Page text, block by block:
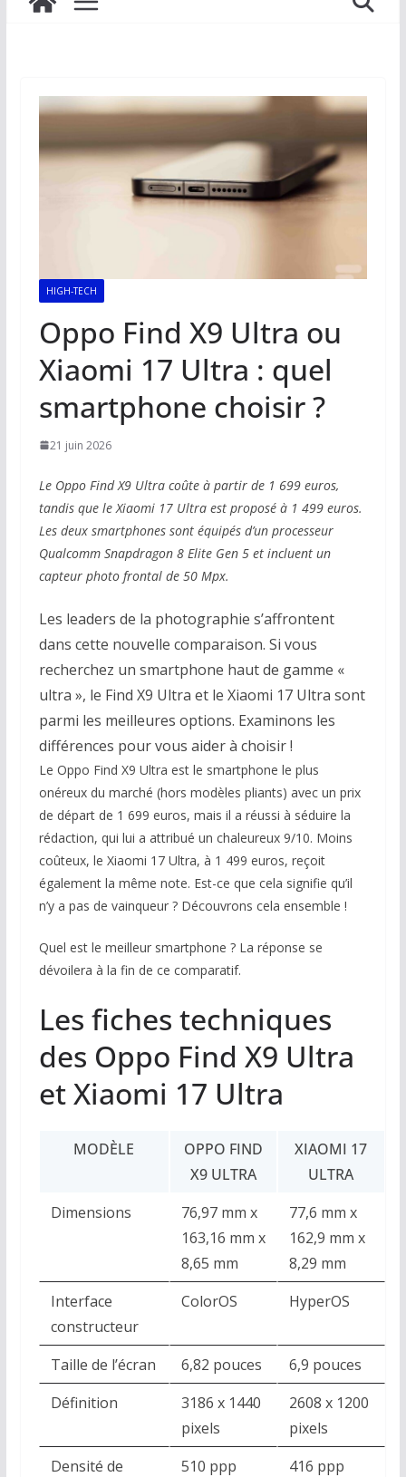
HIGH-TECH
Oppo Find X9 Ultra ou
Xiaomi 17 Ultra : quel
smartphone choisir ?
21 juin 2026
Le Oppo Find X9 Ultra coûte à partir de 1 699 euros,
tandis que le Xiaomi 17 Ultra est proposé à 1 499 euros.
Les deux smartphones sont équipés d’un processeur
Qualcomm Snapdragon 8 Elite Gen 5 et incluent un
capteur photo frontal de 50 Mpx.
Les leaders de la photographie s’affrontent
dans cette nouvelle comparaison. Si vous
recherchez un smartphone haut de gamme «
ultra », le Find X9 Ultra et le Xiaomi 17 Ultra sont
parmi les meilleures options. Examinons les
différences pour vous aider à choisir !
Le Oppo Find X9 Ultra est le smartphone le plus
onéreux du marché (hors modèles pliants) avec un prix
de départ de 1 699 euros, mais il a réussi à séduire la
rédaction, qui lui a attribué un chaleureux 9/10. Moins
coûteux, le Xiaomi 17 Ultra, à 1 499 euros, reçoit
également la même note. Est-ce que cela signifie qu’il
n’y a pas de vainqueur ? Découvrons cela ensemble !
Quel est le meilleur smartphone ? La réponse se
dévoilera à la fin de ce comparatif.
Les fiches techniques
des Oppo Find X9 Ultra
et Xiaomi 17 Ultra
MODÈLE
OPPO FIND
X9 ULTRA
XIAOMI 17
ULTRA
Dimensions
76,97 mm x
163,16 mm x
8,65 mm
77,6 mm x
162,9 mm x
8,29 mm
Interface
constructeur
ColorOS HyperOS
Taille de l’écran 6,82 pouces
6,9 pouces
Définition
3186 x 1440
pixels
2608 x 1200
pixels
Densité de
510 ppp 416 ppp